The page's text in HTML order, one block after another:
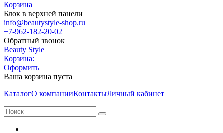
Корзина
Блок в верхней панели
info@beautystyle-shop.ru
+7-962-182-20-02
Обратный звонок
Beauty Style
Корзина:
Оформить
Ваша корзина пуста
КаталогО компанииКонтактыЛичный кабинет